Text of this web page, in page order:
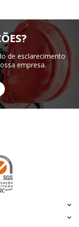
de esclarecimento
empresa.